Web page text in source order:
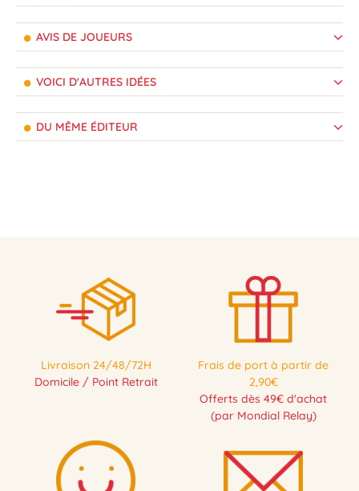
AVIS DE JOUEURS
VOICI D'AUTRES IDÉES
DU MÊME ÉDITEUR
Livraison 24/48/72H
Domicile / Point Retrait
Frais de port à partir de
2,90€
Offerts dès 49€ d'achat
(par Mondial Relay)